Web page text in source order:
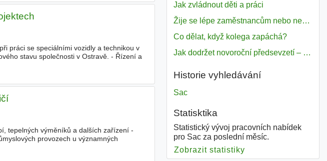
práci se speciálními vozidly a technikou v
stavu společnosti v Ostravě. - Řízení a
tepelných výměníků a dalších zařízení -
provozech u významných
Jak zvládnout děti a práci
Žije se lépe zaměstnancům nebo nezavislým pracovníkům
Co dělat, když kolega zapáchá?
Jak dodržet novoroční předsevzetí – naše tipy pro dobrý začátek roku 2018
Historie vyhledávání
Sac
Statisktika
Statistický vývoj pracovních nabídek
pro Sac za poslední měsíc.
Zobrazit statistiky